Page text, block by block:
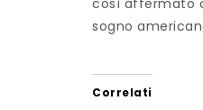
così affermato
sogno
Correlati